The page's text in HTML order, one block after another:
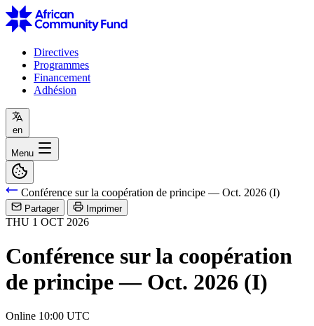
Directives
Programmes
Financement
Adhésion
en
Menu
Conférence sur la coopération de principe — Oct. 2026 (I)
Partager Imprimer
THU 1 OCT 2026
Conférence sur la coopération
de principe — Oct. 2026 (I)
Online 10:00 UTC